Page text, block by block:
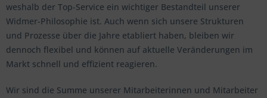
weshalb der Top-Service ein wichtiger Bestandteil unserer
Widmer-Philosophie ist. Auch wenn sich unsere Strukturen
und Prozesse über die Jahre etabliert haben, bleiben wir
dennoch flexibel und können auf aktuelle Veränderungen im
Markt schnell und effizient reagieren.
Wir sind die Summe unserer Mitarbeiterinnen und Mitarbeiter